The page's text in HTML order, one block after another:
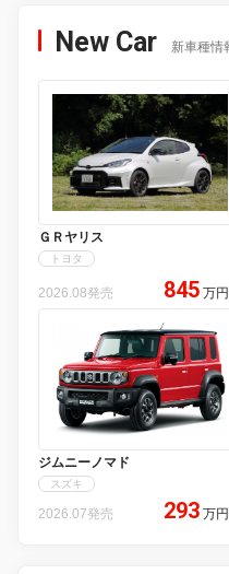
New Car 新車種情
ＧＲヤリス
トヨタ
2026.08発売 845 万円
ジムニーノマド
スズキ
2026.07発売 293 万円